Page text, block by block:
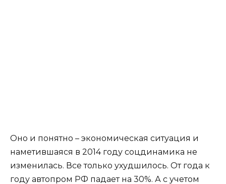
Оно и понятно – экономическая ситуация и
наметившаяся в 2014 году соцдинамика не
изменилась. Все только ухудшилось. От года к
году автопром РФ падает на 30%. А с учетом